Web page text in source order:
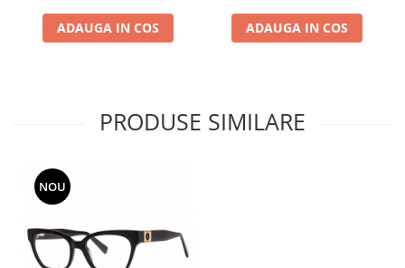
ADAUGA IN COS ADAUGA IN COS
PRODUSE SIMILARE
NOU